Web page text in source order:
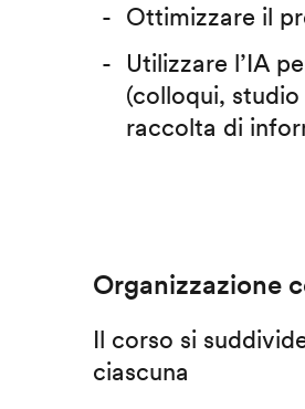
Ottimizzare il
Utilizzare l’IA
(colloqui, studio
raccolta di
Organizzazione
Il corso si
ciascuna